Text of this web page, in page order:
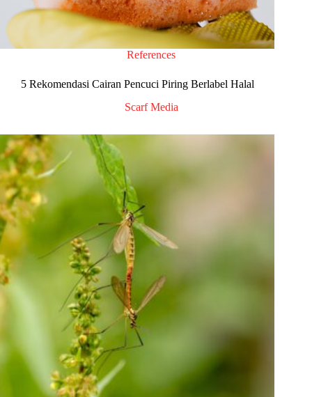
References
5 Rekomendasi Cairan Pencuci Piring Berlabel Halal
Scarf Media